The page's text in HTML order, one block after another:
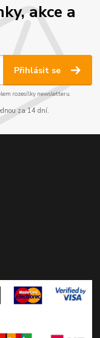
akce a
Přihlásit se
rozesílky newsletteru.
za 14 dní.